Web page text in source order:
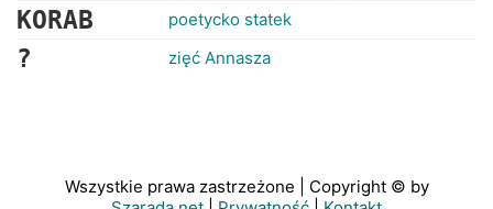
KORAB poetycko statek
? zięć Annasza
Wszystkie prawa zastrzeżone | Copyright © by